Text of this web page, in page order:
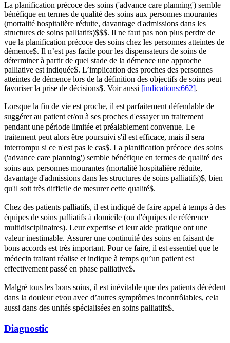
La planification précoce des soins ('advance care planning') semble
bénéfique en termes de qualité des soins aux personnes mourantes
(mortalité hospitalière réduite, davantage d'admissions dans les
structures de soins palliatifs)​​​​​​​​​​​​​​​​​​​​​​​​​​$$$​​​​. Il ne faut pas non plus perdre de
vue la planification précoce des soins chez les personnes atteintes de
démence$​​​​. Il n’est pas facile pour les dispensateurs de soins de
déterminer à partir de quel stade de la démence une approche
palliative est indiquée$​​​​. L’implication des proches des personnes
atteintes de démence lors de la définition des objectifs de soins peut
favoriser la prise de décisions$​​​​. Voir aussi [indications:662].
Lorsque la fin de vie est proche, il est parfaitement défendable de
suggérer au patient et/ou à ses proches d'essayer un traitement
pendant une période limitée et préalablement convenue. Le
traitement peut alors être poursuivi s'il est efficace, mais il sera
interrompu si ce n'est pas le cas$​​​​​​​​​​​​​​​​​​​​​​​​​​​​​​​​. La planification précoce des soins
('advance care planning') semble bénéfique en termes de qualité des
soins aux personnes mourantes (mortalité hospitalière réduite,
davantage d'admissions dans les structures de soins palliatifs)$​​​​​​​​​​​​​​​​​​​​​​​​​​​​​​​​, bien
qu'il soit très difficile de mesurer cette qualité$​​​​​​​​​​​​​​​​​​​​​​​​​​​​​​​​.
Chez des patients palliatifs, il est indiqué de faire appel à temps à des
équipes de soins palliatifs à domicile (ou d'équipes de référence
multidisciplinaires). Leur expertise et leur aide pratique ont une
valeur inestimable. Assurer une continuité des soins en faisant de
bons accords est très important. Pour ce faire, il est essentiel que le
médecin traitant réalise et indique à temps qu’un patient est
effectivement passé en phase palliative$​​​​​​​​​​​​​​​.
Malgré tous les bons soins, il est inévitable que des patients décèdent
dans la douleur et/ou avec d’autres symptômes incontrôlables, cela
aussi dans des unités spécialisées en soins palliatifs$​​​​​​​​​​​​​​​.
Diagnostic